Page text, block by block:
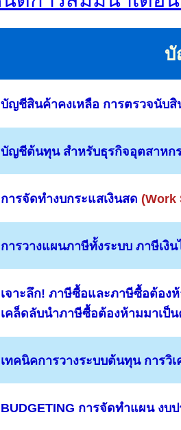
บั
บัญชีสินค้าคงเหลือ การตรวจนับ
บัญชีต้นทุน สำหรับธุรกิจอุตสาหก
การจัดทำงบกระแสเงินสด (Work
การวางแผนภาษีทั้งระบบ ภาษีเงิ
เจาะลึก! ภาษีซื้อและภาษีซื้อต้อง
เคล็ดลับนำภาษีซื้อต้องห้ามมาเป็
เทคนิคการวางระบบต้นทุนการวิเ
BUDGETING การจัดทำแผน งบ